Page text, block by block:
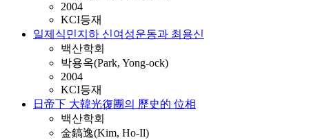
2004
KCI등재
일제식민지하 신여성운동과 최용신
백산학회
박용옥(Park, Yong-ock)
2004
KCI등재
日帝下 大韓光復團의 歷史的 位相
백산학회
金鎬逸(Kim, Ho-Il)